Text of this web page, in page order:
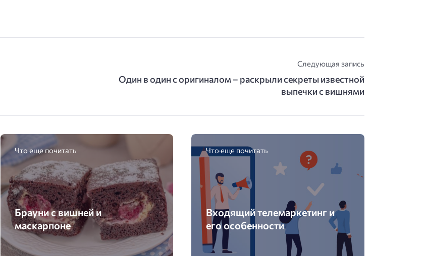
Следующая запись
Один в один с оригиналом – раскрыли секреты известной
выпечки с вишнями
Что еще почитать
Брауни с вишней и
маскарпоне
Что еще почитать
Входящий телемаркетинг и
его особенности